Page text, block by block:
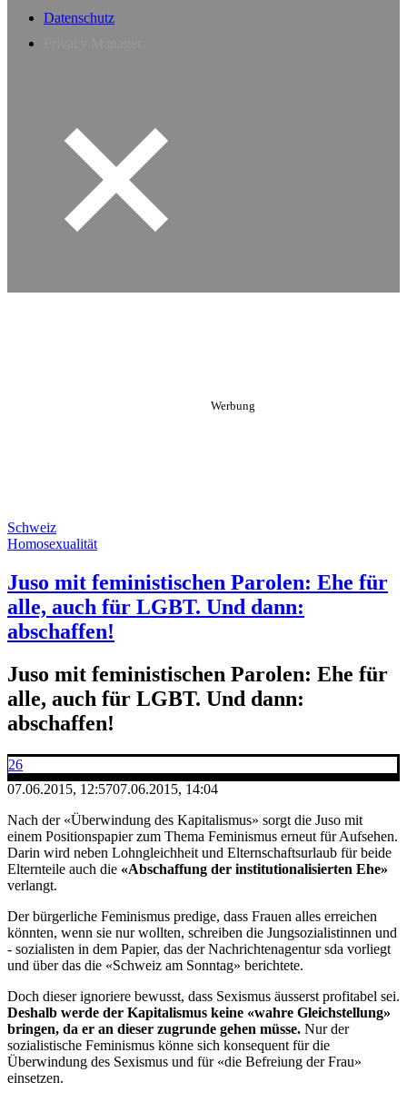
Datenschutz
Schweiz
Homosexualität
Juso mit feministischen Parolen: Ehe für
alle, auch für LGBT. Und dann:
abschaffen!
Juso mit feministischen Parolen: Ehe für
alle, auch für LGBT. Und dann:
abschaffen!
26
07.06.2015, 12:5707.06.2015, 14:04
Nach der «Überwindung des Kapitalismus» sorgt die Juso mit
einem Positionspapier zum Thema Feminismus erneut für Aufsehen.
Darin wird neben Lohngleichheit und Elternschaftsurlaub für beide
Elternteile auch die «Abschaffung der institutionalisierten Ehe»
verlangt.
Der bürgerliche Feminismus predige, dass Frauen alles erreichen
könnten, wenn sie nur wollten, schreiben die Jungsozialistinnen und
- sozialisten in dem Papier, das der Nachrichtenagentur sda vorliegt
und über das die «Schweiz am Sonntag» berichtete.
Doch dieser ignoriere bewusst, dass Sexismus äusserst profitabel sei.
Deshalb werde der Kapitalismus keine «wahre Gleichstellung»
bringen, da er an dieser zugrunde gehen müsse. Nur der
sozialistische Feminismus könne sich konsequent für die
Überwindung des Sexismus und für «die Befreiung der Frau»
einsetzen.